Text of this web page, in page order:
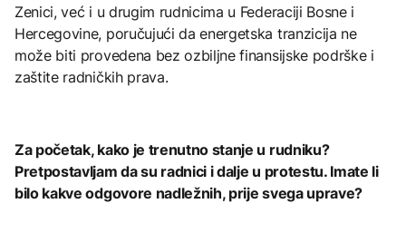
Zenici, već i u drugim rudnicima u Federaciji Bosne i
Hercegovine, poručujući da energetska tranzicija ne
može biti provedena bez ozbiljne finansijske podrške i
zaštite radničkih prava.
Za početak, kako je trenutno stanje u rudniku?
Pretpostavljam da su radnici i dalje u protestu. Imate li
bilo kakve odgovore nadležnih, prije svega uprave?